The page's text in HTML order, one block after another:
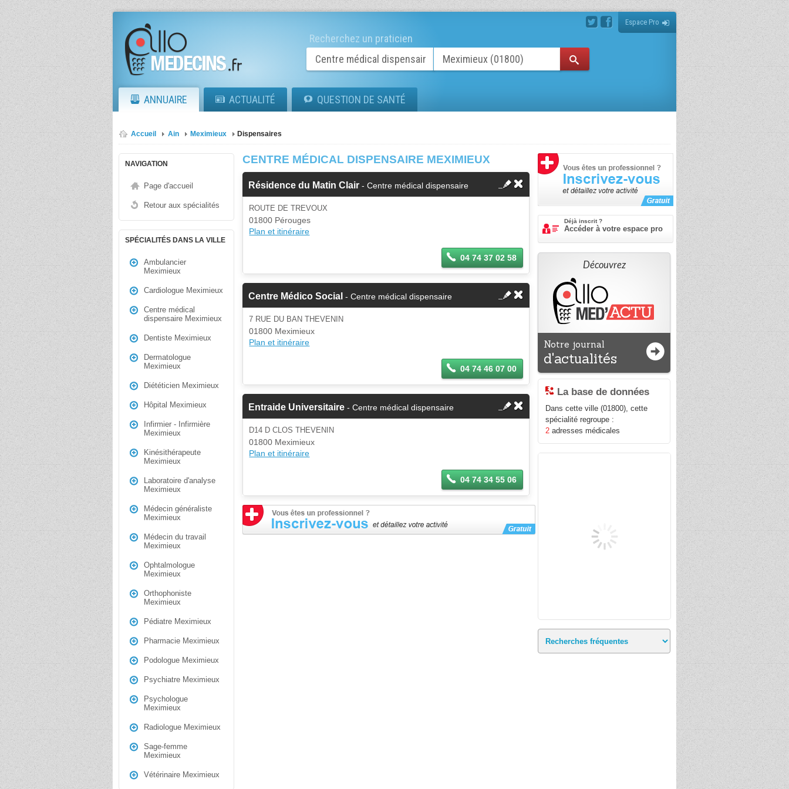
Espace Pro
Recherchez un praticien
ANNUAIRE ACTUALITÉ QUESTION DE SANTÉ
Accueil Ain Meximieux Dispensaires
NAVIGATION
Page d'accueil
Retour aux spécialités
SPÉCIALITÉS DANS LA VILLE
Ambulancier
Meximieux
Cardiologue Meximieux
Centre médical
dispensaire Meximieux
Dentiste Meximieux
Dermatologue
Meximieux
Diététicien Meximieux
Hôpital Meximieux
Infirmier - Infirmière
Meximieux
Kinésithérapeute
Meximieux
Laboratoire d'analyse
Meximieux
Médecin généraliste
Meximieux
Médecin du travail
Meximieux
Ophtalmologue
Meximieux
Orthophoniste
Meximieux
Pédiatre Meximieux
Pharmacie Meximieux
Podologue Meximieux
Psychiatre Meximieux
Psychologue
Meximieux
Radiologue Meximieux
Sage-femme
Meximieux
Vétérinaire Meximieux
CENTRE MÉDICAL DISPENSAIRE MEXIMIEUX
Résidence du Matin Clair - Centre médical dispensaire
ROUTE DE TREVOUX
01800 Pérouges
Plan et itinéraire
04 74 37 02 58
Centre Médico Social - Centre médical dispensaire
7 RUE DU BAN THEVENIN
01800 Meximieux
Plan et itinéraire
04 74 46 07 00
Entraide Universitaire - Centre médical dispensaire
D14 D CLOS THEVENIN
01800 Meximieux
Plan et itinéraire
04 74 34 55 06
Déjà inscrit ?
Accéder à votre espace pro
Découvrez
Notre journal
d'actualités
La base de données
Dans cette ville (01800), cette
spécialité regroupe :
2 adresses médicales